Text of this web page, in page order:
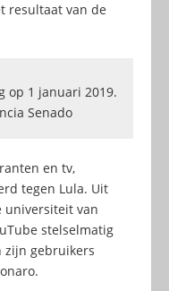
resultaat van de
op 1 januari 2019.
Senado
en tv,
tegen Lula. Uit
universiteit van
stelselmatig
zijn gebruikers